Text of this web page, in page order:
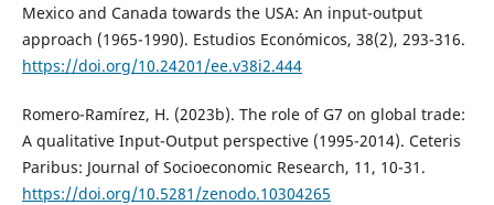
Mexico and Canada towards the USA: An input-output
approach (1965-1990). Estudios Económicos, 38(2), 293-316.
https://doi.org/10.24201/ee.v38i2.444
Romero-Ramírez, H. (2023b). The role of G7 on global trade:
A qualitative Input-Output perspective (1995-2014). Ceteris
Paribus: Journal of Socioeconomic Research, 11, 10-31.
https://doi.org/10.5281/zenodo.10304265